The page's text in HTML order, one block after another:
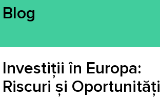
Blog
Investiții în Europa:
Riscuri și Oportunități